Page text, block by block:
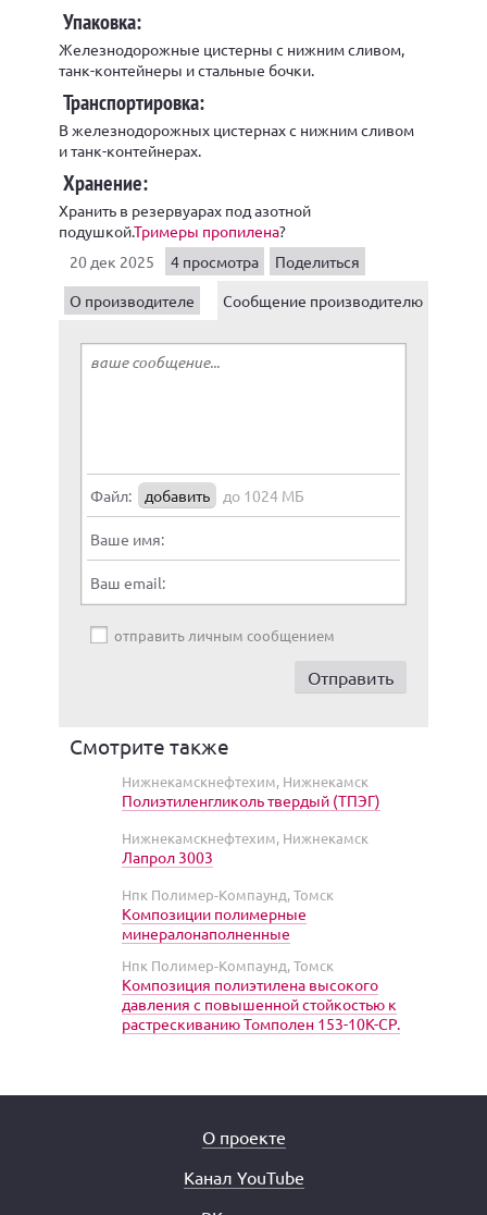
Упаковка:
Железнодорожные цистерны с нижним сливом,
танк-контейнеры и стальные бочки.
Транспортировка:
В железнодорожных цистернах с нижним сливом
и танк-контейнерах.
Хранение:
Хранить в резервуарах под азотной
подушкой.Тримеры пропилена?
20 дек 2025
4 просмотра
Поделиться
О производителе
Сообщение производителю
Файл: добавить до 1024 МБ
Ваше имя:
Ваш email:
отправить личным сообщением
Смотрите также
Нижнекамскнефтехим, Нижнекамск
Полиэтиленгликоль твердый (ТПЭГ)
Нижнекамскнефтехим, Нижнекамск
Лапрол 3003
Нпк Полимер-Компаунд, Томск
Композиции полимерные
минералонаполненные
Нпк Полимер-Компаунд, Томск
Композиция полиэтилена высокого
давления с повышенной стойкостью к
растрескиванию Томполен 153-10К-СР.
О проекте
Канал YouTube